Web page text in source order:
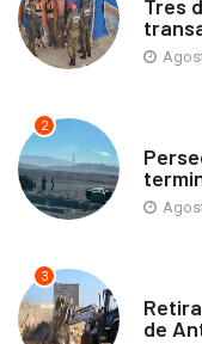
Tres
2
3
de